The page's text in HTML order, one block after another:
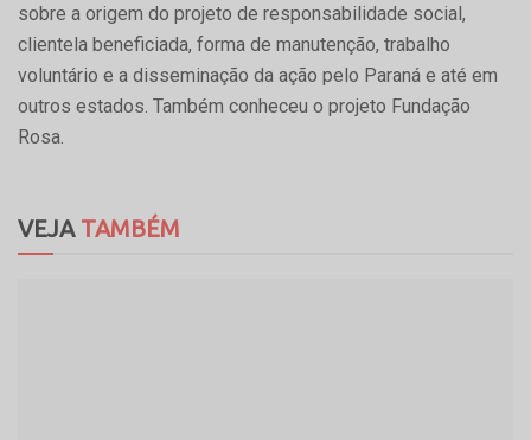
sobre a origem do projeto de responsabilidade social,
clientela beneficiada, forma de manutenção, trabalho
voluntário e a disseminação da ação pelo Paraná e até em
outros estados. Também conheceu o projeto Fundação
Rosa.
VEJATAMBÉM